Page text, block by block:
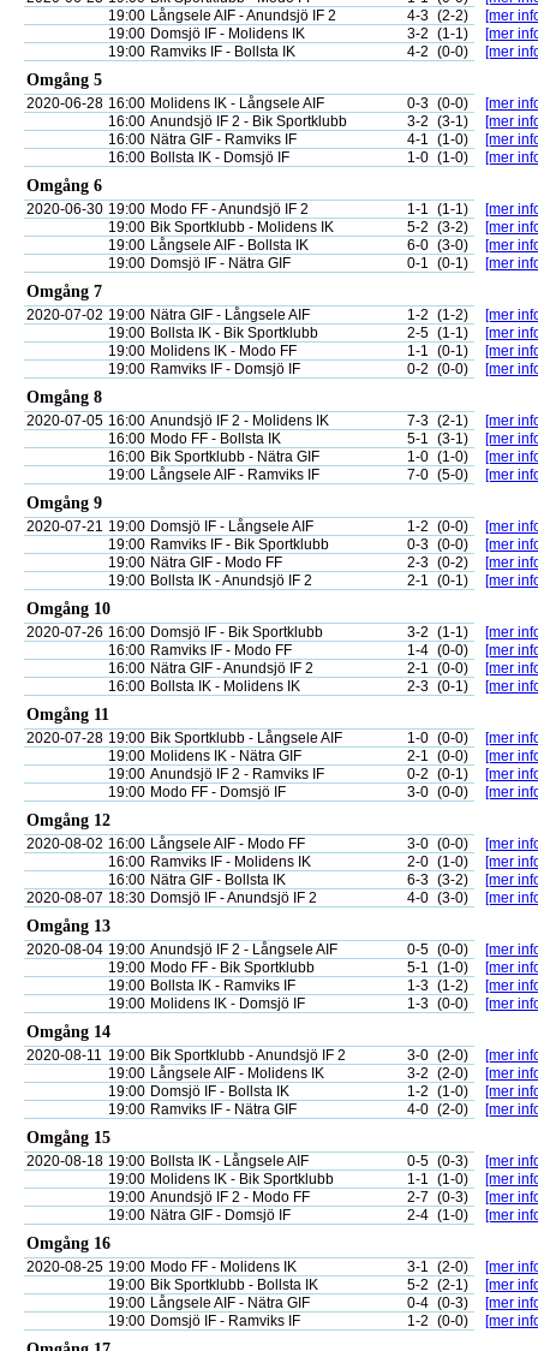
19:00 Långsele AIF - Anundsjö IF 2 4-3 (2-2)
[mer
19:00 Domsjö IF - Molidens IK 3-2 (1-1)
[mer
19:00 Ramviks IF - Bollsta IK 4-2 (0-0) [mer
Omgång 5
2020-06-28 16:00 Molidens IK - Långsele AIF 0-3 (0-0)
[mer
16:00 Anundsjö IF 2 - Bik Sportklubb 3-2 (3-1)
[mer
16:00 Nätra GIF - Ramviks IF 4-1 (1-0)
[mer
16:00 Bollsta IK - Domsjö IF 1-0 (1-0) [mer
Omgång 6
2020-06-30 19:00 Modo FF - Anundsjö IF 2 1-1 (1-1)
[mer
19:00 Bik Sportklubb - Molidens IK 5-2 (3-2)
[mer
19:00 Långsele AIF - Bollsta IK 6-0 (3-0)
[mer
19:00 Domsjö IF - Nätra GIF 0-1 (0-1) [mer
Omgång 7
2020-07-02 19:00 Nätra GIF - Långsele AIF 1-2 (1-2)
[mer
19:00 Bollsta IK - Bik Sportklubb 2-5 (1-1)
[mer
19:00 Molidens IK - Modo FF 1-1 (0-1)
[mer
19:00 Ramviks IF - Domsjö IF 0-2 (0-0) [mer
Omgång 8
2020-07-05 16:00 Anundsjö IF 2 - Molidens IK 7-3 (2-1)
[mer
16:00 Modo FF - Bollsta IK 5-1 (3-1)
[mer
16:00 Bik Sportklubb - Nätra GIF 1-0 (1-0)
[mer
19:00 Långsele AIF - Ramviks IF 7-0 (5-0) [mer
Omgång 9
2020-07-21 19:00 Domsjö IF - Långsele AIF 1-2 (0-0)
[mer
19:00 Ramviks IF - Bik Sportklubb 0-3 (0-0)
[mer
19:00 Nätra GIF - Modo FF 2-3 (0-2)
[mer
19:00 Bollsta IK - Anundsjö IF 2 2-1 (0-1) [mer
Omgång 10
2020-07-26 16:00 Domsjö IF - Bik Sportklubb 3-2 (1-1)
[mer
16:00 Ramviks IF - Modo FF 1-4 (0-0)
[mer
16:00 Nätra GIF - Anundsjö IF 2 2-1 (0-0)
[mer
16:00 Bollsta IK - Molidens IK 2-3 (0-1) [mer
Omgång 11
2020-07-28 19:00 Bik Sportklubb - Långsele AIF 1-0 (0-0)
[mer
19:00 Molidens IK - Nätra GIF 2-1 (0-0)
[mer
19:00 Anundsjö IF 2 - Ramviks IF 0-2 (0-1)
[mer
19:00 Modo FF - Domsjö IF 3-0 (0-0) [mer
Omgång 12
2020-08-02 16:00 Långsele AIF - Modo FF 3-0 (0-0)
[mer
16:00 Ramviks IF - Molidens IK 2-0 (1-0)
[mer
16:00 Nätra GIF - Bollsta IK 6-3 (3-2)
[mer
2020-08-07 18:30 Domsjö IF - Anundsjö IF 2 4-0 (3-0) [mer
Omgång 13
2020-08-04 19:00 Anundsjö IF 2 - Långsele AIF 0-5 (0-0)
[mer
19:00 Modo FF - Bik Sportklubb 5-1 (1-0)
[mer
19:00 Bollsta IK - Ramviks IF 1-3 (1-2)
[mer
19:00 Molidens IK - Domsjö IF 1-3 (0-0) [mer
Omgång 14
2020-08-11 19:00 Bik Sportklubb - Anundsjö IF 2 3-0 (2-0)
[mer
19:00 Långsele AIF - Molidens IK 3-2 (2-0)
[mer
19:00 Domsjö IF - Bollsta IK 1-2 (1-0)
[mer
19:00 Ramviks IF - Nätra GIF 4-0 (2-0) [mer
Omgång 15
2020-08-18 19:00 Bollsta IK - Långsele AIF 0-5 (0-3)
[mer
19:00 Molidens IK - Bik Sportklubb 1-1 (1-0)
[mer
19:00 Anundsjö IF 2 - Modo FF 2-7 (0-3)
[mer
19:00 Nätra GIF - Domsjö IF 2-4 (1-0) [mer
Omgång 16
2020-08-25 19:00 Modo FF - Molidens IK 3-1 (2-0)
[mer
19:00 Bik Sportklubb - Bollsta IK 5-2 (2-1)
[mer
19:00 Långsele AIF - Nätra GIF 0-4 (0-3)
[mer
19:00 Domsjö IF - Ramviks IF 1-2 (0-0) [mer